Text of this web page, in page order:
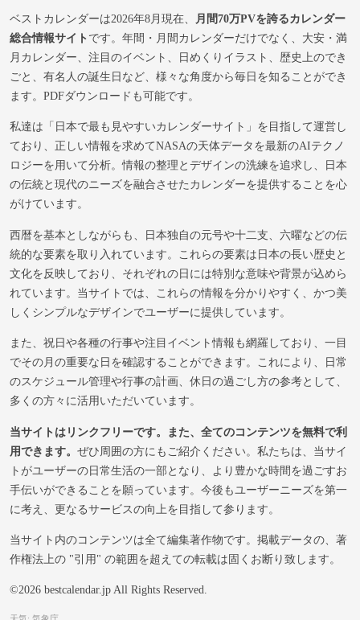
ベストカレンダーは2026年8月現在、
月間70万PVを誇るカレンダー
総合情報サイトです。年間・月間カレンダーだけでなく、大安・満
月カレンダー、注目のイベント、日めくりイラスト、歴史上のでき
ごと、有名人の誕生日など、様々な角度から毎日を知ることができ
ます。PDFダウンロードも可能です。
私達は「日本で最も見やすいカレンダーサイト」を目指して運営し
ており、正しい情報を求めてNASAの天体データを最新のAIテクノ
ロジーを用いて分析。情報の整理とデザインの洗練を追求し、日本
の伝統と現代のニーズを融合させたカレンダーを提供することを心
がけています。
西暦を基本としながらも、日本独自の元号や十二支、六曜などの伝
統的な要素を取り入れています。これらの要素は日本の長い歴史と
文化を反映しており、それぞれの日には特別な意味や背景が込めら
れています。当サイトでは、これらの情報を分かりやすく、かつ美
しくシンプルなデザインでユーザーに提供しています。
また、祝日や各種の行事や注目イベント情報も網羅しており、一目
でその月の重要な日を確認することができます。これにより、日常
のスケジュール管理や行事の計画、休日の過ごし方の参考として、
多くの方々に活用いただいています。
当サイトはリンクフリーです。また、全てのコンテンツを無料で利
用できます。 ぜひ周囲の方にもご紹介ください。私たちは、当サイ
トがユーザーの日常生活の一部となり、より豊かな時間を過ごすお
手伝いができることを願っています。今後もユーザーニーズを第一
に考え、更なるサービスの向上を目指して参ります。
当サイト内のコンテンツは全て編集著作物です。掲載データの、著
作権法上の "引用" の範囲を超えての転載は固くお断り致します。
©2026 bestcalendar.jp All Rights Reserved.